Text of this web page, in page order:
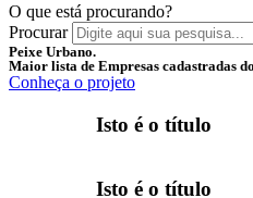
O que está procurando?
Procurar
Peixe Urbano.
Maior lista de Empresas cadastradas
Conheça o projeto
Isto é o título
Isto é o título